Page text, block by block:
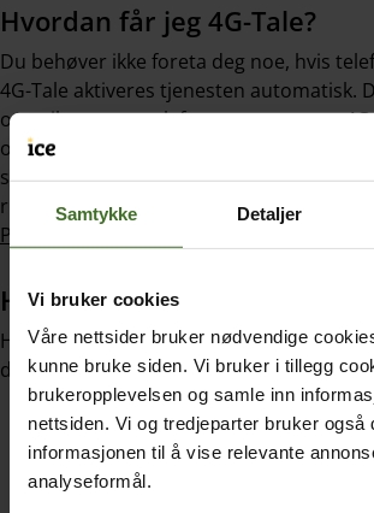
Samtykke Detaljer
Vi bruker cookies
Våre nettsider bruker nødvendige
kunne bruke siden. Vi bruker i tillegg
brukeropplevelsen og samle inn
nettsiden. Vi og tredjeparter bruker også
informasjonen til å vise relevante
analyseformål.
Hvordan får jeg 4G-Tale?
Du behøver ikke foreta deg noe, hvis
4G-Tale aktiveres tjenesten automatisk.
oversikten over telefoner som støtter
og svar nedenfor. 4G-Tale er også kjent
ser«VoLTE-ikonet»øverst i skjermen din,
ringer med 4G-Tale.
På iPhone vil det stå «LTE», ikke «VoLTE»
Hva gjør jeg om jeg ikke har
Hvis du ikke ser «VoLTE-ikonet» øverst i
du har en telefon som støtter 4G-Tale,
Oppdatere til siste versjon av
telefonen din
Sjekke at du ikke har skrudd av 4G i